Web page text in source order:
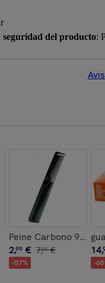
seguridad del producto:
profesional 70º
Peine Carbono 940
2,99 € 7,00 €
-57%
14,
-60